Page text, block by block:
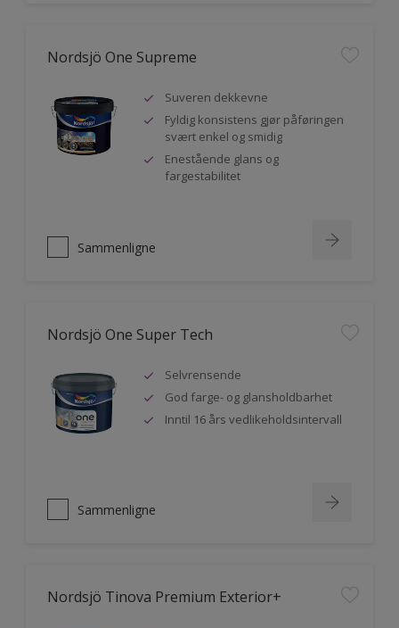
Nordsjö One Supreme
Suveren dekkevne
Fyldig konsistens gjør påføringen
svært enkel og smidig
Enestående glans og
fargestabilitet
Sammenligne
Nordsjö One Super Tech
Selvrensende
God farge- og glansholdbarhet
Inntil 16 års vedlikeholdsintervall
Sammenligne
Nordsjö Tinova Premium Exterior+